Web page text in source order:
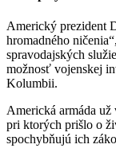
Americký prezident
hromadného
spravodajských
možnosť vojenskej
Kolumbii.
Americká armáda
pri ktorých prišlo o
spochybňujú ich